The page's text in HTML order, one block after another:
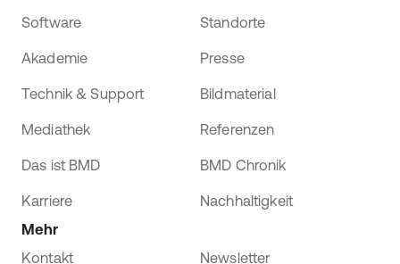
Software
Akademie
Technik & Support
Mediathek
Das ist BMD
Karriere
Standorte
Presse
Bildmaterial
Referenzen
BMD Chronik
Nachhaltigkeit
Mehr
Kontakt
Newsletter